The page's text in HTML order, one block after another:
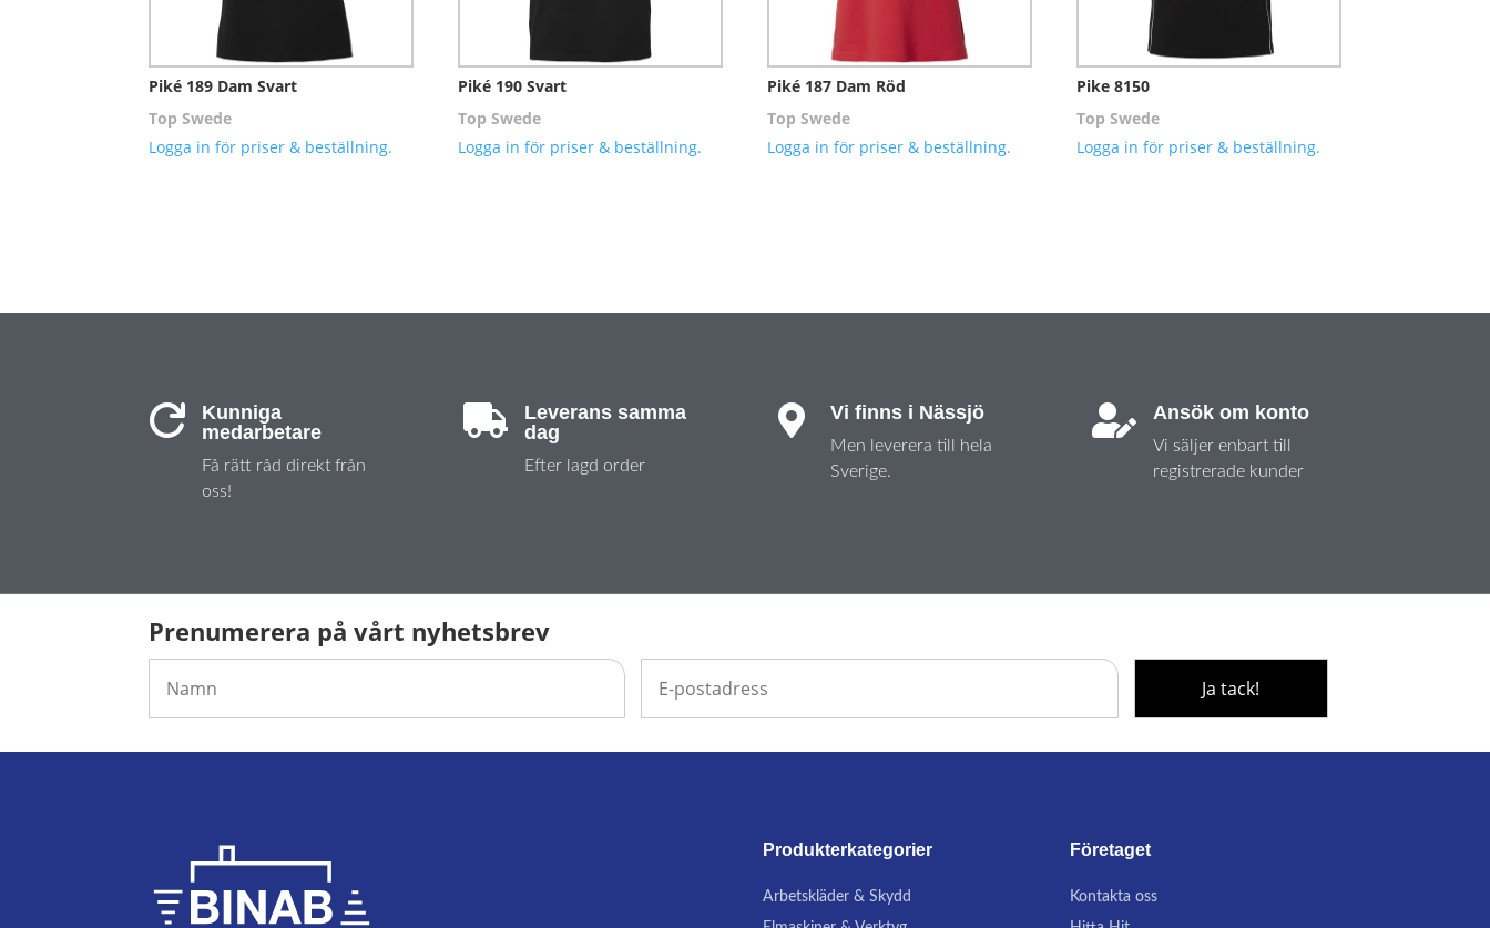
Piké 189 Dam Svart
Top Swede
Logga in för priser & beställning.
Piké 190 Svart
Top Swede
Logga in för priser & beställning.
Piké 187 Dam Röd
Top Swede
Logga in för priser & beställning.
Pike 8150
Top Swede
Logga in för priser & beställning.

Kunniga
medarbetare
Få rätt råd direkt från
oss!

Leverans samma
dag
Efter lagd order
 Vi finns i Nässjö
Men leverera till hela
Sverige.
 Ansök om konto
Vi säljer enbart till
registrerade kunder
Prenumerera på vårt nyhetsbrev
Produkterkategorier
Arbetskläder & Skydd
Företaget
Kontakta oss